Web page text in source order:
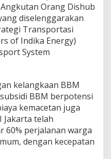
Orang Dishub
diselenggarakan
Transportasi
of Indika Energy)
System
kelangkaan BBM
BBM berpotensi
kemacetan juga
Jakarta telah
60% perjalanan warga
dengan kecepatan